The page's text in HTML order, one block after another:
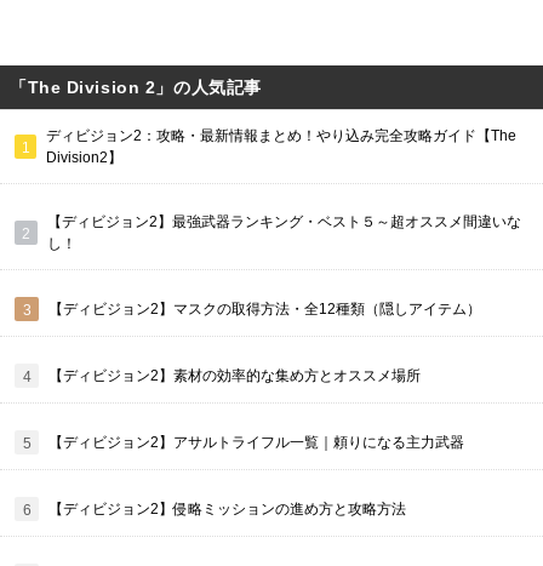
「The Division 2」の人気記事
ディビジョン2：攻略・最新情報まとめ！やり込み完全攻略ガイド【The
Division2】
【ディビジョン2】最強武器ランキング・ベスト５～超オススメ間違いな
し！
【ディビジョン2】マスクの取得方法・全12種類（隠しアイテム）
【ディビジョン2】素材の効率的な集め方とオススメ場所
【ディビジョン2】アサルトライフル一覧｜頼りになる主力武器
【ディビジョン2】侵略ミッションの進め方と攻略方法